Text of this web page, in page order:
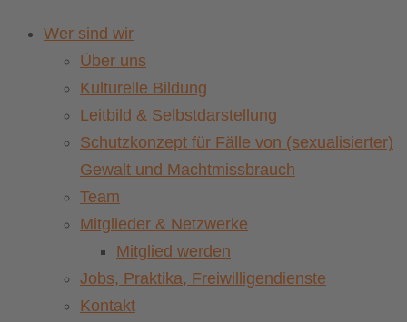
Wer sind wir
Über uns
Kulturelle Bildung
Leitbild & Selbstdarstellung
Schutzkonzept für Fälle von (sexualisierter)
Gewalt und Machtmissbrauch
Team
Mitglieder & Netzwerke
Mitglied werden
Jobs, Praktika, Freiwilligendienste
Kontakt